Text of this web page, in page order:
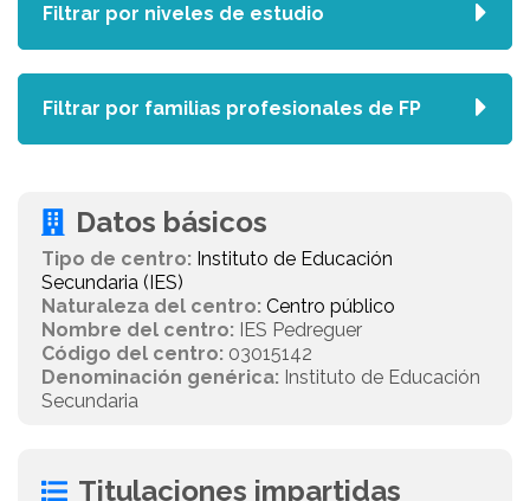
Datos básicos
Tipo de centro: Instituto de Educación
Secundaria (IES)
Naturaleza del centro: Centro público
Nombre del centro: IES Pedreguer
Código del centro: 03015142
Denominación genérica: Instituto de Educación
Secundaria
Titulaciones impartidas
Filtrar por niveles de estudio
Filtrar por familias profesionales de FP